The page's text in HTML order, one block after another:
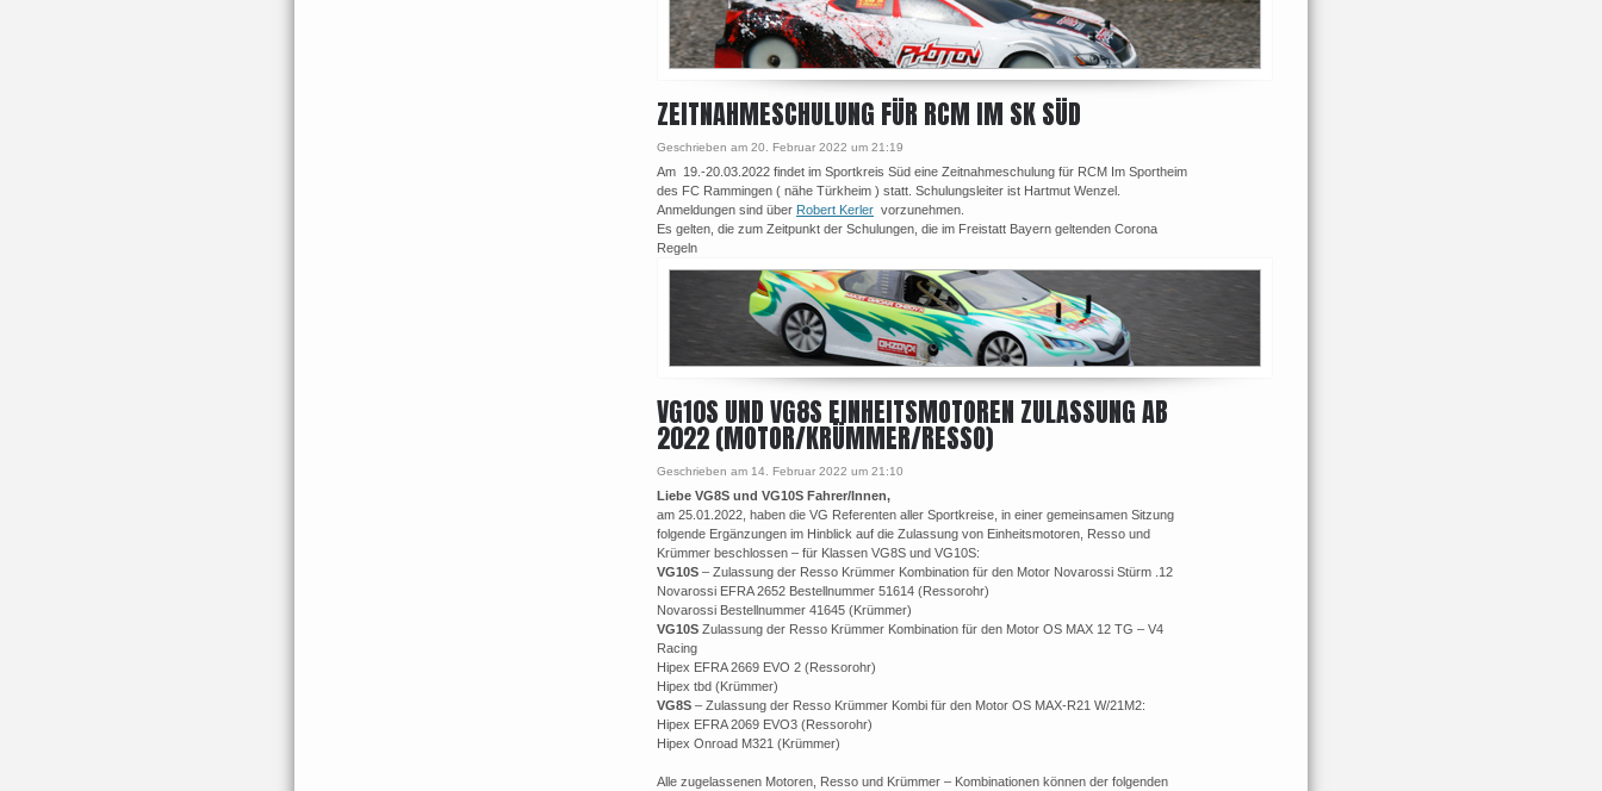
ZEITNAHMESCHULUNG FÜR RCM IM SK SÜD
Geschrieben am 20. Februar 2022 um 21:19
Am 19.-20.03.2022 findet im Sportkreis Süd eine Zeitnahmeschulung für RCM Im Sportheim
des FC Rammingen ( nähe Türkheim ) statt. Schulungsleiter ist Hartmut Wenzel.
Anmeldungen sind über Robert Kerler vorzunehmen.
Es gelten, die zum Zeitpunkt der Schulungen, die im Freistatt Bayern geltenden Corona
Regeln
VG10S UND VG8S EINHEITSMOTOREN ZULASSUNG AB
2022 (MOTOR/KRÜMMER/RESSO)
Geschrieben am 14. Februar 2022 um 21:10
Liebe VG8S und VG10S Fahrer/Innen,
am 25.01.2022, haben die VG Referenten aller Sportkreise, in einer gemeinsamen Sitzung
folgende Ergänzungen im Hinblick auf die Zulassung von Einheitsmotoren, Resso und
Krümmer beschlossen – für Klassen VG8S und VG10S:
VG10S – Zulassung der Resso Krümmer Kombination für den Motor Novarossi Stürm .12
Novarossi EFRA 2652 Bestellnummer 51614 (Ressorohr)
Novarossi Bestellnummer 41645 (Krümmer)
VG10S Zulassung der Resso Krümmer Kombination für den Motor OS MAX 12 TG – V4
Racing
Hipex EFRA 2669 EVO 2 (Ressorohr)
Hipex tbd (Krümmer)
VG8S – Zulassung der Resso Krümmer Kombi für den Motor OS MAX-R21 W/21M2:
Hipex EFRA 2069 EVO3 (Ressorohr)
Hipex Onroad M321 (Krümmer)
Alle zugelassenen Motoren, Resso und Krümmer – Kombinationen können der folgenden